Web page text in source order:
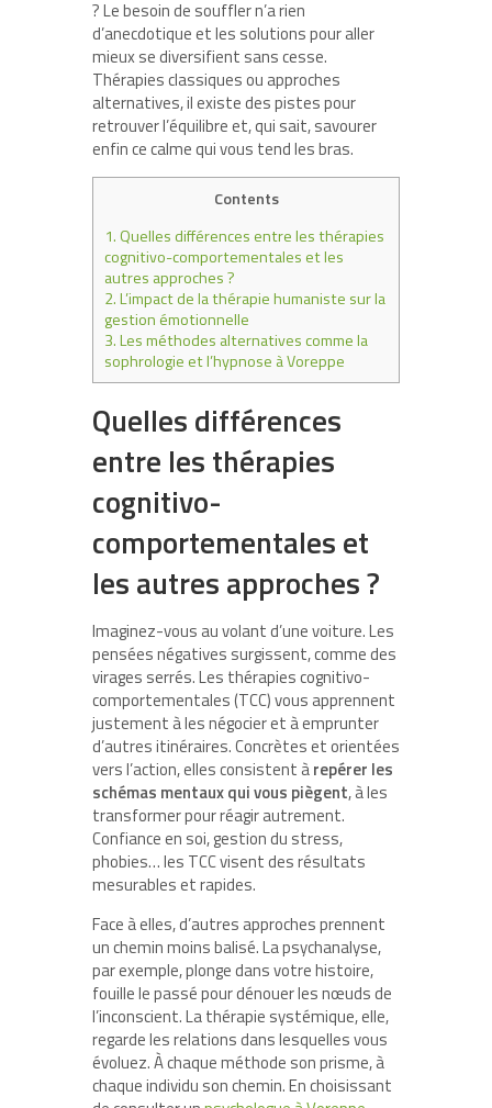
? Le besoin de souffler n’a rien
d’anecdotique et les solutions pour aller
mieux se diversifient sans cesse.
Thérapies classiques ou approches
alternatives, il existe des pistes pour
retrouver l’équilibre et, qui sait, savourer
enfin ce calme qui vous tend les bras.
Contents
1.Quelles différences entre les thérapies
cognitivo-comportementales et les
autres approches ?
2.L’impact de la thérapie humaniste sur la
gestion émotionnelle
3.Les méthodes alternatives comme la
sophrologie et l’hypnose à Voreppe
Quelles différences
entre les thérapies
cognitivo-
comportementales et
les autres approches ?
Imaginez-vous au volant d’une voiture. Les
pensées négatives surgissent, comme des
virages serrés. Les thérapies cognitivo-
comportementales (TCC) vous apprennent
justement à les négocier et à emprunter
d’autres itinéraires. Concrètes et orientées
vers l’action, elles consistent àrepérer les
schémas mentaux qui vous piègent, à les
transformer pour réagir autrement.
Confiance en soi, gestion du stress,
phobies… les TCC visent des résultats
mesurables et rapides.
Face à elles, d’autres approches prennent
un chemin moins balisé. La psychanalyse,
par exemple, plonge dans votre histoire,
fouille le passé pour dénouer les nœuds de
l’inconscient. La thérapie systémique, elle,
regarde les relations dans lesquelles vous
évoluez. À chaque méthode son prisme, à
chaque individu son chemin. En choisissant